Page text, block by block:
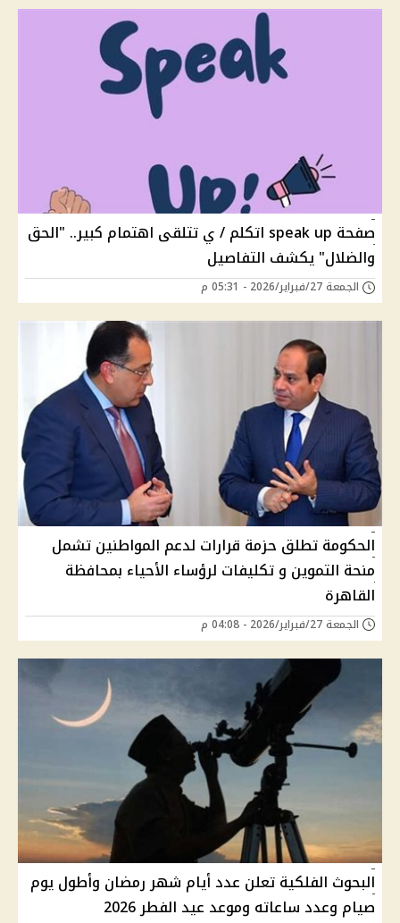
صفحة speak up اتكلم / ي تتلقى اهتمام كبير.. "الحق
والضلال" يكشف التفاصيل
الجمعة 27/فبراير/2026 - 05:31 م
الحكومة تطلق حزمة قرارات لدعم المواطنين تشمل
منحة التموين و تكليفات لرؤساء الأحياء بمحافظة
القاهرة
الجمعة 27/فبراير/2026 - 04:08 م
البحوث الفلكية تعلن عدد أيام شهر رمضان وأطول يوم
صيام وعدد ساعاته وموعد عيد الفطر 2026